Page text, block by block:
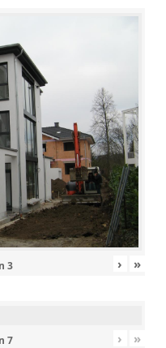
3 › »
7 › »